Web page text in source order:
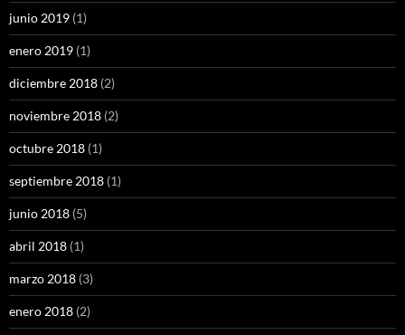
junio 2019 (1)
enero 2019 (1)
diciembre 2018 (2)
noviembre 2018 (2)
octubre 2018 (1)
septiembre 2018 (1)
junio 2018 (5)
abril 2018 (1)
marzo 2018 (3)
enero 2018 (2)